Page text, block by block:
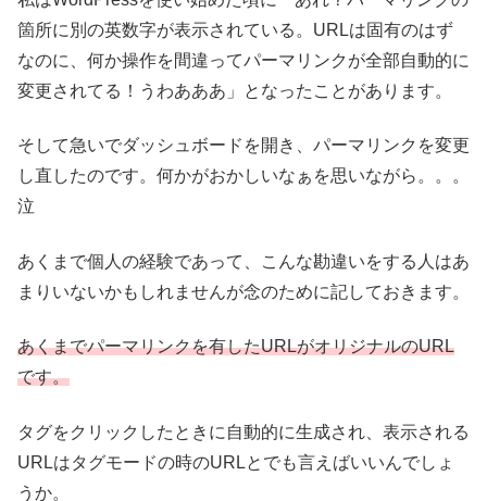
箇所に別の英数字が表示されている。URLは固有のはず
なのに、何か操作を間違ってパーマリンクが全部自動的に
変更されてる！うわあああ」となったことがあります。
そして急いでダッシュボードを開き、パーマリンクを変更
し直したのです。何かがおかしいなぁを思いながら。。。
泣
あくまで個人の経験であって、こんな勘違いをする人はあ
まりいないかもしれませんが念のために記しておきます。
あくまでパーマリンクを有したURLがオリジナルのURL
です。
タグをクリックしたときに自動的に生成され、表示される
URLはタグモードの時のURLとでも言えばいいんでしょ
うか。